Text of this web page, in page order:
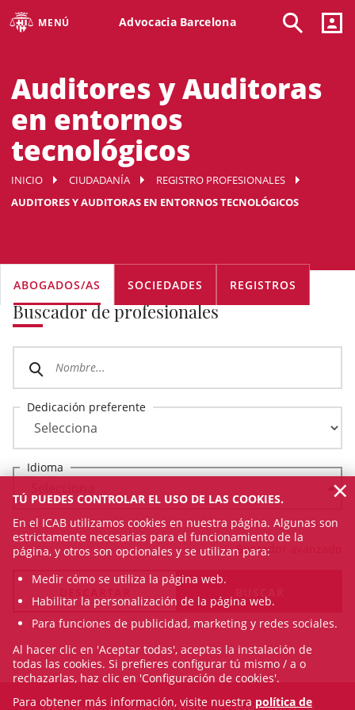
MENÚ Advocacia Barcelona
Auditores y Auditoras
en entornos
tecnológicos
INICIO CIUDADANÍA
REGISTRO PROFESIONALES
AUDITORES Y AUDITORAS EN ENTORNOS TECNOLÓGICOS
Buscador de profesionales
ABOGADOS/AS SOCIEDADES REGISTROS
Dedicación preferente
Idioma
Buscador avanzado
TÚ PUEDES CONTROLAR EL USO DE LAS COOKIES.
En el ICAB utilizamos cookies en nuestra página. Algunas son
estrictamente necesarias para el funcionamiento de la
página, y otros son opcionales y se utilizan para:
Medir cómo se utiliza la página web.
Habilitar la personalización de la página web.
Para funciones de publicidad, marketing y redes sociales.
Al hacer clic en 'Aceptar todas', aceptas la instalación de
todas las cookies. Si prefieres configurar tú mismo / a o
rechazarlas, haz clic en 'Configuración de cookies'.
Para obtener más información, visite nuestra política de
×